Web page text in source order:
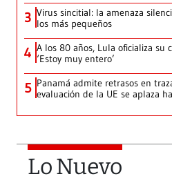
3 Virus sincitial: la amenaza
los más pequeños
4 A los 80 años, Lula oficializa su
‘Estoy muy entero’
5 Panamá admite retrasos en
evaluación de la UE se aplaza
Lo Nuevo